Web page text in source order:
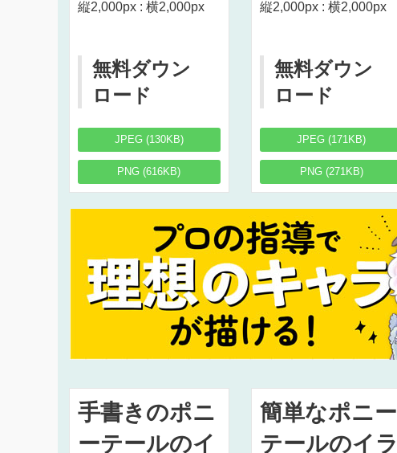
縦2,000px : 横2,000px
無料ダウン
ロード
JPEG (130KB)
PNG (616KB)
縦2,000px : 横2,000px
無料ダウン
ロード
JPEG (171KB)
PNG (271KB)
手書きのポニ
ーテールのイ
簡単なポニー
テールのイラ